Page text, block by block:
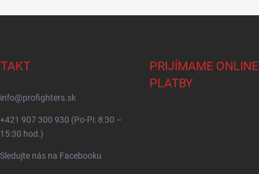
info@profighters.sk
+421 907 300 930 (Po-Pi: 8:30 –
15:30 hod.)
Sledujte nás na Facebooku
PRIJÍMAME ONLINE
PLATBY